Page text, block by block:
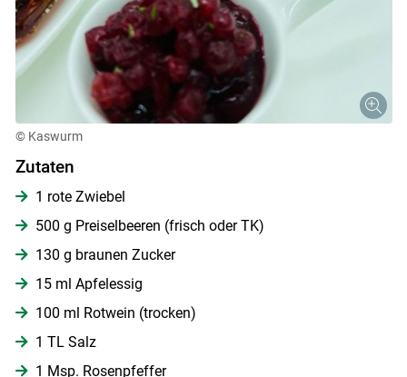
Skip to main content
© Kaswurm
Zutaten
1 rote Zwiebel
500 g Preiselbeeren (frisch oder TK)
130 g braunen Zucker
15 ml Apfelessig
100 ml Rotwein (trocken)
1 TL Salz
1 Msp. Rosenpfeffer